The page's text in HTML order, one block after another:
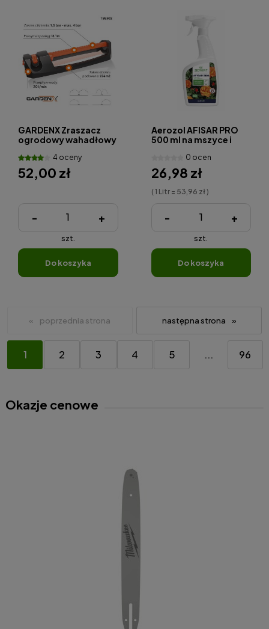
GARDENX Zraszacz
ogrodowy wahadłowy
4 oceny
52,00 zł
- +
szt.
do koszyka
Aerozol AFISAR PRO
500 ml na mszyce i
ZIEMOVIT0 ocen
26,98 zł
( 1 Litr = 53,96 zł )
- +
szt.
do koszyka
«
1 2 3 4 5 ... 96
»
Okazje cenowe